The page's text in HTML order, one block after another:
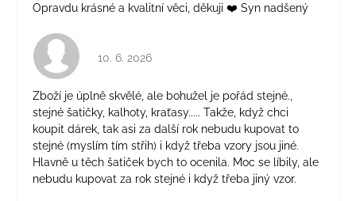
Opravdu krásné a kvalitní věci, děkuji ❤️ Syn nadšený
Hodnocení obchodu je 4 z 5 hvězdiček.
10. 6. 2026
Zboží je úplně skvělé, ale bohužel je pořád stejné.,
stejné šatičky, kalhoty, kraťasy..... Takže, když chci
koupit dárek, tak asi za další rok nebudu kupovat to
stejné (myslím tím střih) i když třeba vzory jsou jiné.
Hlavně u těch šatiček bych to ocenila. Moc se líbily, ale
nebudu kupovat za rok stejné i když třeba jiný vzor.